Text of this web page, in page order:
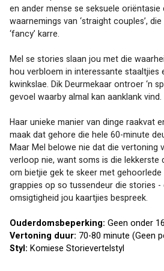
en ander mense se seksuele oriëntasie
waarnemings van ‘straight couples’,
‘fancy’ karre.
Mel se stories slaan jou met die
hou verbloem in interessante staaltjies
kwinkslae. Dik Deurmekaar ontroer ‘n
gevoel waarby almal kan aanklank vind.
Haar unieke manier van dinge raakvat
maak dat gehore die hele 60-minute
Maar Mel belowe nie dat die vertoning
verloop nie, want soms is die lekkerste
om bietjie gek te skeer met gehoorlede
grappies op so tussendeur die stories
omsigtigheid jou kaartjies bespreek.
Ouderdomsbeperking: Geen onder
Vertoning duur: 70-80 minute (Geen
Styl: Komiese Storievertelstyl